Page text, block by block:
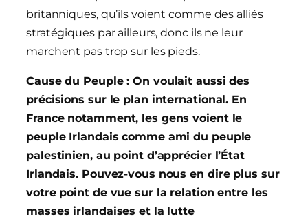
britanniques, qu’ils voient comme des alliés
stratégiques par ailleurs, donc ils ne leur
marchent pas trop sur les pieds.
Cause du Peuple : On voulait aussi des
précisions sur le plan international. En
France notamment, les gens voient le
peuple Irlandais comme ami du peuple
palestinien, au point d’apprécier l’État
Irlandais. Pouvez-vous nous en dire plus sur
votre point de vue sur la relation entre les
masses irlandaises et la lutte